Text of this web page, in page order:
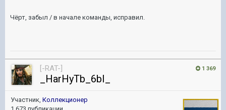
Чёрт, забыл / в начале команды, исправил.
1 369
[-RAT-]
_HarHyTb_6bI_
Участник, Коллекционер